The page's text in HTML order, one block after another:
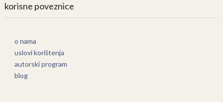
korisne poveznice
o nama
uslovi korištenja
autorski program
blog